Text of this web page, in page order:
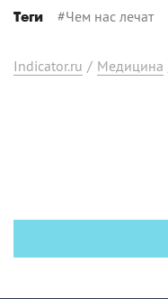
Теги #Чем нас лечат
Indicator.ru / Медицина